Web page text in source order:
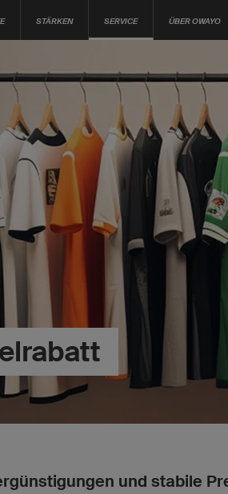
STÄRKEN SERVICE ÜBER OWAYO
und stabile